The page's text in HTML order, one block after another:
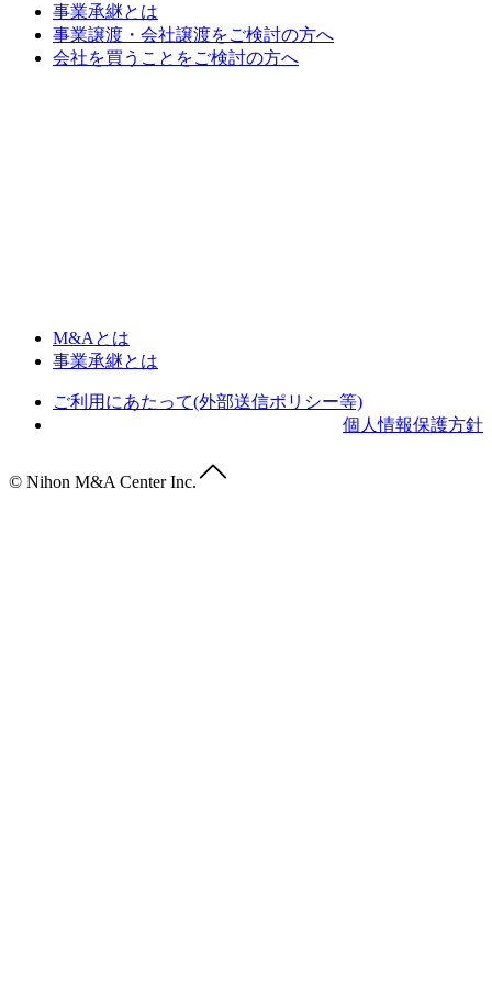
事業承継とは
事業譲渡・会社譲渡をご検討の方へ
会社を買うことをご検討の方へ
M&Aとは
事業承継とは
ご利用にあたって(外部送信ポリシー等)
個人情報保護方針
© Nihon M&A Center Inc.